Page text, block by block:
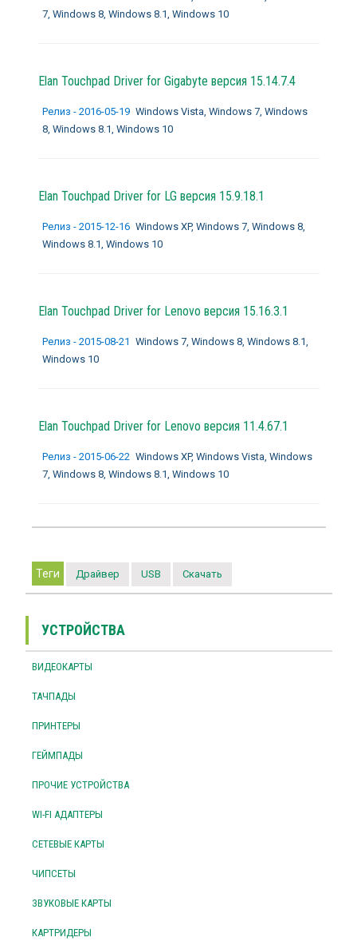
7, Windows 8, Windows 8.1, Windows 10
Elan Touchpad Driver for Gigabyte версия 15.14.7.4
Релиз - 2016-05-19 Windows Vista, Windows 7, Windows
8, Windows 8.1, Windows 10
Elan Touchpad Driver for LG версия 15.9.18.1
Релиз - 2015-12-16 Windows XP, Windows 7, Windows 8,
Windows 8.1, Windows 10
Elan Touchpad Driver for Lenovo версия 15.16.3.1
Релиз - 2015-08-21 Windows 7, Windows 8, Windows 8.1,
Windows 10
Elan Touchpad Driver for Lenovo версия 11.4.67.1
Релиз - 2015-06-22 Windows XP, Windows Vista, Windows
7, Windows 8, Windows 8.1, Windows 10
Теги Драйвер USB Скачать
УСТРОЙСТВА
ВИДЕОКАРТЫ
ТАЧПАДЫ
ПРИНТЕРЫ
ГЕЙМПАДЫ
ПРОЧИЕ УСТРОЙСТВА
WI-FI АДАПТЕРЫ
СЕТЕВЫЕ КАРТЫ
ЧИПСЕТЫ
ЗВУКОВЫЕ КАРТЫ
КАРТРИДЕРЫ